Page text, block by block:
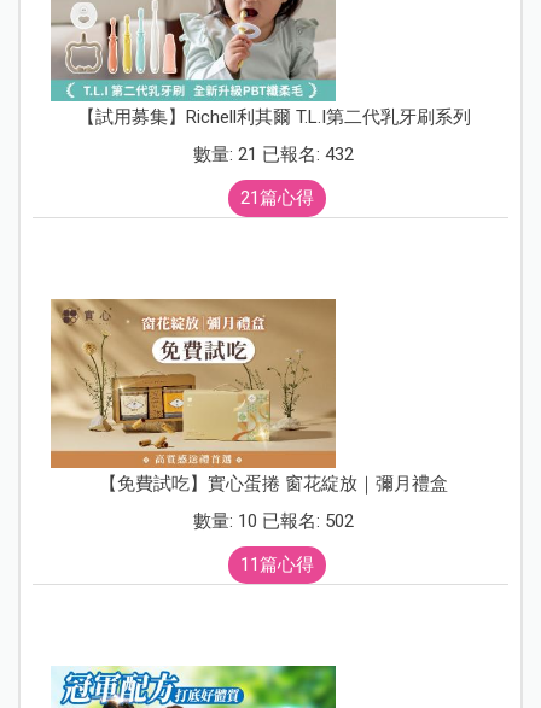
【試用募集】Richell利其爾 T.L.I第二代乳牙刷系列
數量: 21 已報名: 432
21篇心得
【免費試吃】實心蛋捲 窗花綻放｜彌月禮盒
數量: 10 已報名: 502
11篇心得